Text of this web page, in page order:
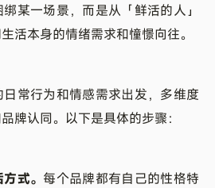
某一场景，而是从「鲜活的人」
活本身的情绪需求和憧憬向往。
常行为和情感需求出发，多维度
牌认同。以下是具体的步骤：
式。 每个品牌都有自己的性格特